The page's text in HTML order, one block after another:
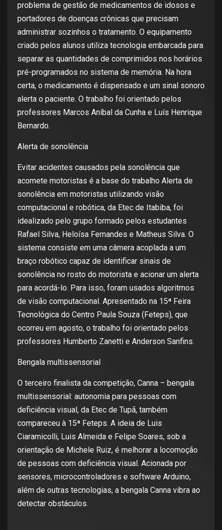
problema de gestão de medicamentos de idosos e
portadores de doenças crônicas que precisam
administrar sozinhos o tratamento. O equipamento
criado pelos alunos utiliza tecnologia embarcada para
separar as quantidades de comprimidos nos horários
pré-programados no sistema de memória. Na hora
certa, o medicamento é dispensado e um sinal sonoro
alerta o paciente. O trabalho foi orientado pelos
professores Marcos Aníbal da Cunha e Luís Henrique
Bernardo.
Alerta de sonolência
Evitar acidentes causados pela sonolência que
acomete motoristas é a base do trabalho Alerta de
sonolência em motoristas utilizando visão
computacional e robótica, da Etec de Itabiba, foi
idealizado pelo grupo formado pelos estudantes
Rafael Silva, Heloísa Fernandes e Matheus Silva. O
sistema consiste em uma câmera acoplada a um
braço robótico capaz de identificar sinais de
sonolência no rosto do motorista e acionar um alerta
para acordá-lo. Para isso, foram usados algoritmos
de visão computacional. Apresentado na 15ª Feira
Tecnológica do Centro Paula Souza (Feteps), que
ocorreu em agosto, o trabalho foi orientado pelos
professores Humberto Zanetti e Anderson Sanfins.
Bengala multissensorial
O terceiro finalista da competição, Canna – bengala
multissensorial: autonomia para pessoas com
deficiência visual, da Etec de Tupã, também
compareceu à 15ª Feteps. A ideia de Luis
Ciaramicolli, Luis Almeida e Felipe Soares, sob a
orientação de Michele Ruiz, é melhorar a locomoção
de pessoas com deficiência visual. Acionada por
sensores, microcontroladores e software Arduino,
além de outras tecnologias, a bengala Canna vibra ao
detectar obstáculos.